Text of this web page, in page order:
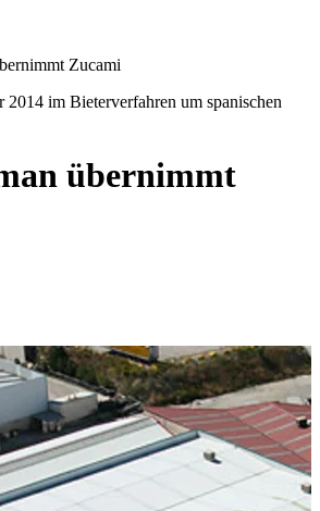
Zucami
2014 im Bieterverfahren um spanischen
übernimmt